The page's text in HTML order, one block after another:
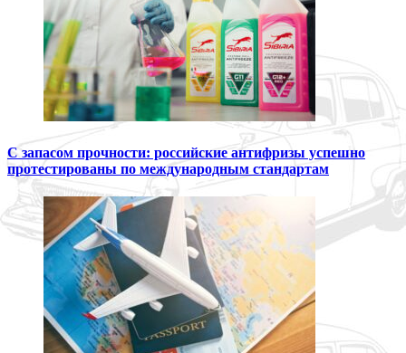
С запасом прочности: российские антифризы успешно
протестированы по международным стандартам